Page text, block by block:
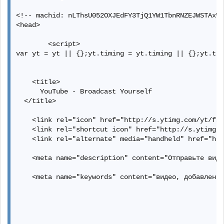
  <div id="content-container">
<div id="baseDiv" class="date-20120102 video-
    <script>
    </script>
    <script>
yt.setConfig('PYV_AD_CHANNEL', "pyv-top-
        yt.setMsg({
    'RENTAL': "Прокат",
  });
<!-- machid:
<head>
        <script>
var yt = yt || {};yt.timing = yt.timing ||
    <title>
      YouTube - Broadcast Yourself
  </title>
<link rel="icon" href="http://s.ytimg.com/yt/
<link rel="shortcut icon" href="http://
<link rel="alternate" media="handheld"
<meta name="description" content="Отправьте
<meta name="keywords" content="видео,